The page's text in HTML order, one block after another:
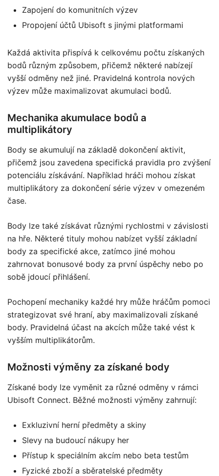
Zapojení do komunitních výzev
Propojení účtů Ubisoft s jinými platformami
Každá aktivita přispívá k celkovému počtu získaných
bodů různým způsobem, přičemž některé nabízejí
vyšší odměny než jiné. Pravidelná kontrola nových
výzev může maximalizovat akumulaci bodů.
Mechanika akumulace bodů a
multiplikátory
Body se akumulují na základě dokončení aktivit,
přičemž jsou zavedena specifická pravidla pro zvýšení
potenciálu získávání. Například hráči mohou získat
multiplikátory za dokončení série výzev v omezeném
čase.
Body lze také získávat různými rychlostmi v závislosti
na hře. Některé tituly mohou nabízet vyšší základní
body za specifické akce, zatímco jiné mohou
zahrnovat bonusové body za první úspěchy nebo po
sobě jdoucí přihlášení.
Pochopení mechaniky každé hry může hráčům pomoci
strategizovat své hraní, aby maximalizovali získané
body. Pravidelná účast na akcích může také vést k
vyšším multiplikátorům.
Možnosti výměny za získané body
Získané body lze vyměnit za různé odměny v rámci
Ubisoft Connect. Běžné možnosti výměny zahrnují:
Exkluzivní herní předměty a skiny
Slevy na budoucí nákupy her
Přístup k speciálním akcím nebo beta testům
Fyzické zboží a sběratelské předměty